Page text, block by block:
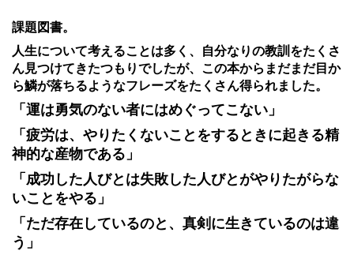
課題図書。
人生について考えることは多く、自分なりの教訓をたくさ
ん見つけてきたつもりでしたが、この本からまだまだ目か
ら鱗が落ちるようなフレーズをたくさん得られました。
「運は勇気のない者にはめぐってこない」
「疲労は、やりたくないことをするときに起きる精
神的な産物である」
「成功した人びとは失敗した人びとがやりたがらな
いことをやる」
「ただ存在しているのと、真剣に生きているのは違
う」